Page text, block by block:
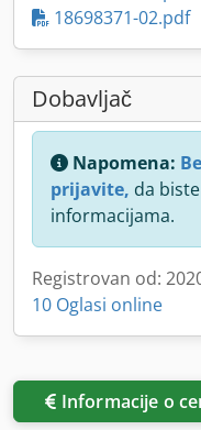
18698371-02.pdf
Dobavljač
Napomena:
prijavite, da
informacijama.
Registrovan od:
10 Oglasi online
Informacije o